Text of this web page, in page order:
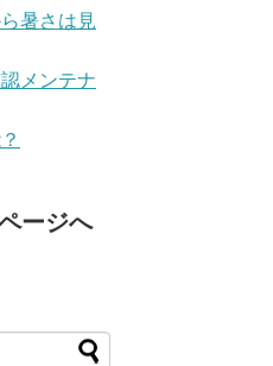
暑さは見
メンテナ
ージへ